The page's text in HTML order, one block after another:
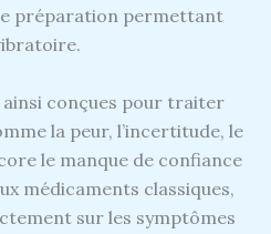
préparation permettant
conçues pour traiter
la peur, l’incertitude, le
le manque de confiance
médicaments classiques,
sur les symptômes